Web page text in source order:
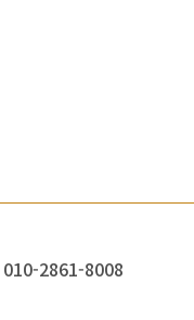
010-2861-8008